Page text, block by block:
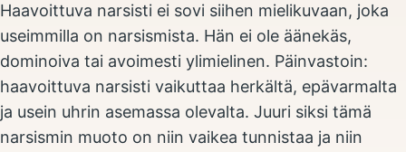
Haavoittuva narsisti ei sovi siihen mielikuvaan, joka
useimmilla on narsismista. Hän ei ole äänekäs,
dominoiva tai avoimesti ylimielinen. Päinvastoin:
haavoittuva narsisti vaikuttaa herkältä, epävarmalta
ja usein uhrin asemassa olevalta. Juuri siksi tämä
narsismin muoto on niin vaikea tunnistaa ja niin